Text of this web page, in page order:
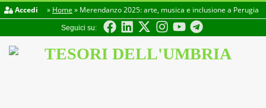
Accedi » Home » Merendanzo 2025: arte, musica e inclusione a Perugia
Seguici su: